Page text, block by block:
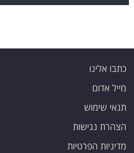
כתבו אלינו
מייל אדום
תנאי שימוש
הצהרת נגישות
מדיניות הפרטיות